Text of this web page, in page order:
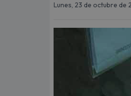
Lunes, 23 de octubre de